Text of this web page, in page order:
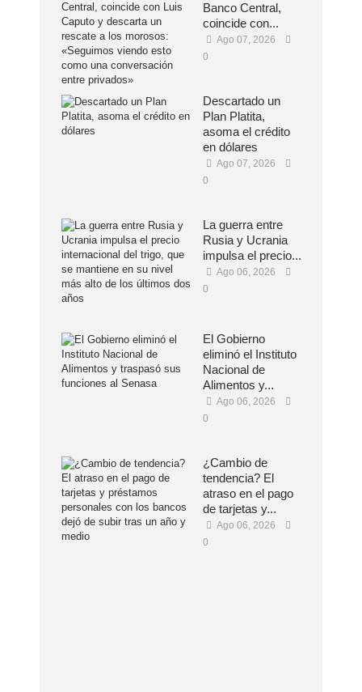
Banco Central,
coincide con...
Ago 07, 2026
0
Descartado un
Plan Platita,
asoma el crédito
en dólares
Ago 07, 2026
0
La guerra entre
Rusia y Ucrania
impulsa el precio...
Ago 06, 2026
0
El Gobierno
eliminó el Instituto
Nacional de
Alimentos y...
Ago 06, 2026
0
¿Cambio de
tendencia? El
atraso en el pago
de tarjetas y...
Ago 06, 2026
0